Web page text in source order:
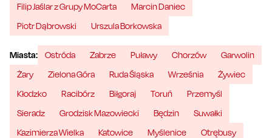
Filip Jaślar z Grupy MoCarta
Marcin Daniec
Piotr Dąbrowski
Urszula Borkowska
Miasta: Ostróda Zabrze Puławy Chorzów
Garwolin
Żary
Zielona Góra Ruda Śląska Września
Żywiec
Kłodzko
Racibórz Biłgoraj Toruń
Przemyśl
Sieradz
Grodzisk Mazowiecki Będzin
Suwałki
Kazimierza Wielka
Katowice Myślenice
Otrębusy